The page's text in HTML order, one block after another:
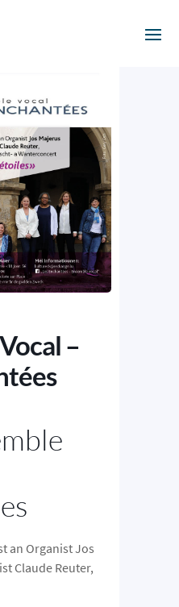
–
an Organist Jos
Claude Reuter,